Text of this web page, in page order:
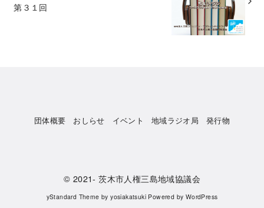
第３１回
団体概要 おしらせ イベント 地域ラジオ局 発行物
© 2021-茨木市人権三島地域協議会
yStandard Theme byyosiakatsuki Powered by WordPress